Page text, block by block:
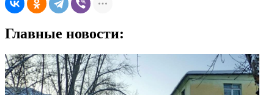
Главные новости: